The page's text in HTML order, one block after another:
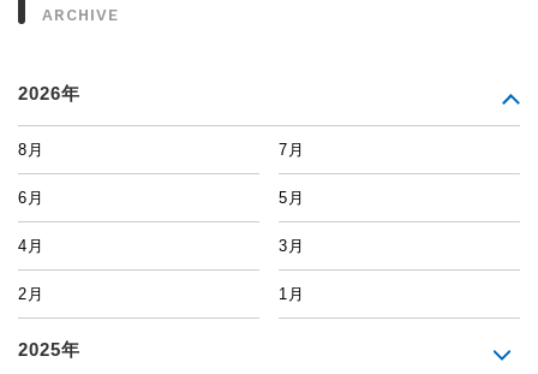
ARCHIVE
2026年
8月 7月
6月 5月
4月 3月
2月 1月
2025年